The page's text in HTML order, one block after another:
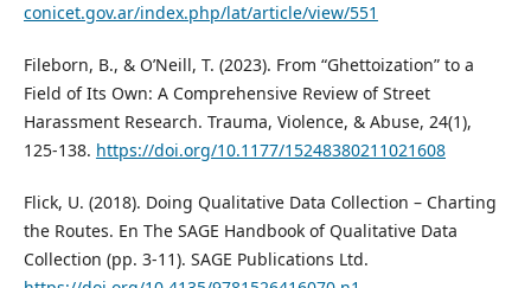
conicet.gov.ar/index.php/lat/article/view/551
Fileborn, B., & O’Neill, T. (2023). From “Ghettoization” to a
Field of Its Own: A Comprehensive Review of Street
Harassment Research. Trauma, Violence, & Abuse, 24(1),
125-138. https://doi.org/10.1177/15248380211021608
Flick, U. (2018). Doing Qualitative Data Collection – Charting
the Routes. En The SAGE Handbook of Qualitative Data
Collection (pp. 3-11). SAGE Publications Ltd.